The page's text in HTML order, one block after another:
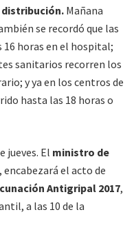
Mañana
se recordó que las
16 horas en el hospital;
sanitarios recorren los
y ya en los centros de
hasta las 18 horas o
jueves. El ministro de
, encabezará el acto de
Antigripal 2017,
a las 10 de la